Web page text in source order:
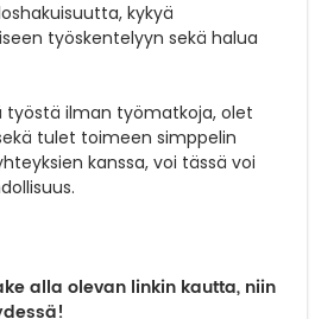
kykyä
työskentelyyn sekä halua
työstä ilman työmatkoja, olet
tulet toimeen simppelin
kanssa, voi tässä voi
alla olevan linkin kautta, niin